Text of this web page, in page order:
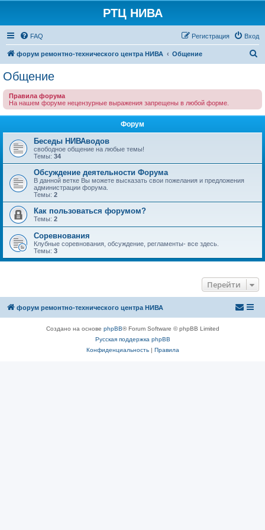
РТЦ НИВА
FAQ Вход
Регистрация
форум ремонтно-технического центра НИВА Общение
к
Общение
Правила форума
На нашем форуме нецензурные выражения запрещены в любой форме.
Форум
Беседы НИВАводов
свободное общение на любые темы!
Темы: 34
Обсуждение деятельности Форума
В данной ветке Вы можете высказать свои пожелания и предложения
администрации форума.
Темы: 2
Как пользоваться форумом?
Темы: 2
Соревнования
Клубные соревнования, обсуждение, регламенты- все здесь.
Темы: 3
Перейти
форум ремонтно-технического центра НИВА
Создано на основе phpBB® Forum Software © phpBB Limited
Русская поддержка phpBB
Конфиденциальность| Правила